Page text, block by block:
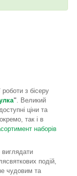
роботи з бісеру
". Великий
ціни та
так і в
наборів
подій,
чудовим та